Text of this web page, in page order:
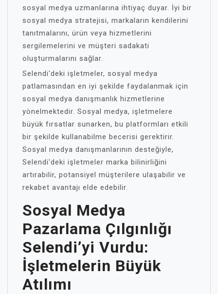
sosyal medya uzmanlarına ihtiyaç duyar. İyi bir
sosyal medya stratejisi, markaların kendilerini
tanıtmalarını, ürün veya hizmetlerini
sergilemelerini ve müşteri sadakati
oluşturmalarını sağlar.
Selendi'deki işletmeler, sosyal medya
patlamasından en iyi şekilde faydalanmak için
sosyal medya danışmanlık hizmetlerine
yönelmektedir. Sosyal medya, işletmelere
büyük fırsatlar sunarken, bu platformları etkili
bir şekilde kullanabilme becerisi gerektirir.
Sosyal medya danışmanlarının desteğiyle,
Selendi'deki işletmeler marka bilinirliğini
artırabilir, potansiyel müşterilere ulaşabilir ve
rekabet avantajı elde edebilir.
Sosyal Medya
Pazarlama Çılgınlığı
Selendi’yi Vurdu:
İşletmelerin Büyük
Atılımı